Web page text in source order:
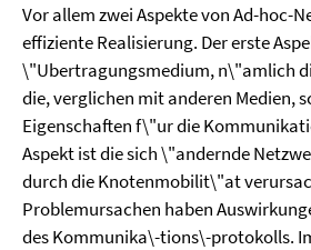
Vor allem zwei Aspekte von Ad-hoc-
effiziente Realisierung. Der erste
\"Ubertragungsmedium, n\"amlich
die, verglichen mit anderen Medien,
Eigenschaften f\"ur die
Aspekt ist die sich \"andernde
durch die Knotenmobilit\"at
Problemursachen haben
des Kommunika\-tions\-protokolls.